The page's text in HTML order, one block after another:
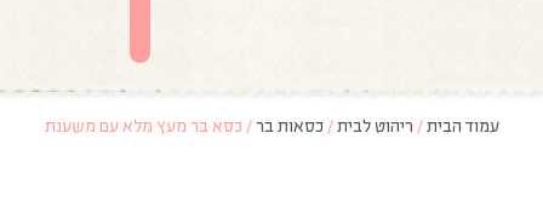
עמוד הבית/ ריהוט לבית/ כסאות בר/ כסא בר מעץ מלא עם משענת